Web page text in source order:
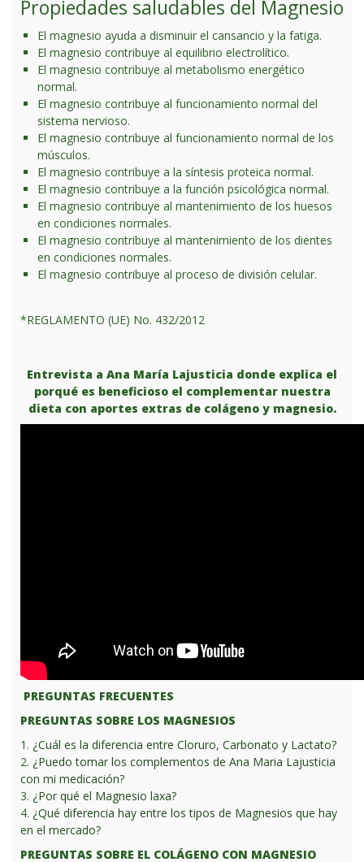
Propiedades saludables del Magnesio
El magnesio ayuda a disminuir el cansancio y la fatiga.
El magnesio contribuye al equilibrio electrolítico.
El magnesio contribuye al metabolismo energético
normal.
El magnesio contribuye al funcionamiento normal del
sistema nervioso.
El magnesio contribuye al funcionamiento normal de los
músculos.
El magnesio contribuye a la síntesis proteica normal.
El magnesio contribuye a la función psicológica normal.
El magnesio contribuye al mantenimiento de los huesos
en condiciones normales.
El magnesio contribuye al mantenimiento de los dientes
en condiciones normales.
El magnesio contribuye al proceso de división celular.
*REGLAMENTO (UE) No. 432/2012
Entrevista a Ana María Lajusticia donde explica el
porqué es beneficioso el complementar nuestra
dieta con aportes extras de colágeno y magnesio.
PREGUNTAS FRECUENTES
PREGUNTAS SOBRE LOS MAGNESIOS
1. ¿Cuál es la diferencia entre Cloruro, Carbonato y Lactato?
2. ¿Puedo tomar los complementos de Ana Maria Lajusticia
con mi medicación?
3. ¿Por qué el Magnesio laxa?
4. ¿Qué diferencia hay entre los tipos de Magnesios que hay
en el mercado?
PREGUNTAS SOBRE EL COLÁGENO CON MAGNESIO